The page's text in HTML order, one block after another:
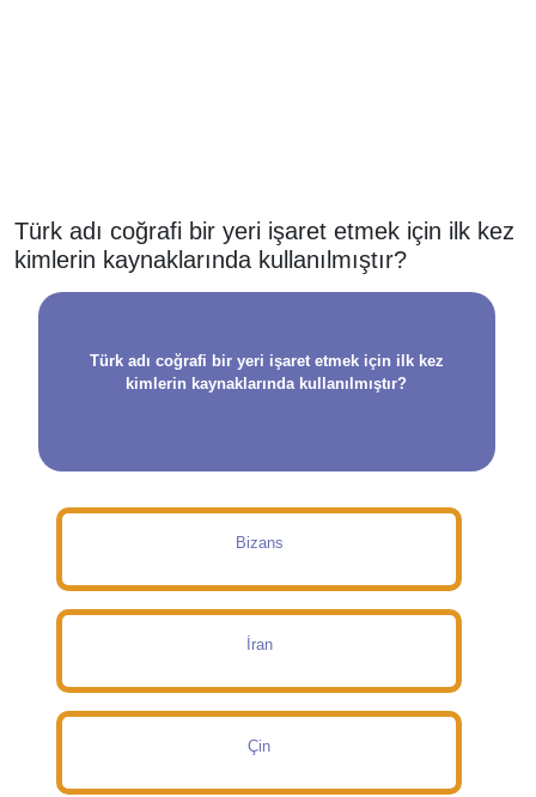
Türk adı coğrafi bir yeri işaret etmek için ilk kez
kimlerin kaynaklarında kullanılmıştır?
Türk adı coğrafi bir yeri işaret etmek için ilk kez
kimlerin kaynaklarında kullanılmıştır?
Bizans
İran
Çin